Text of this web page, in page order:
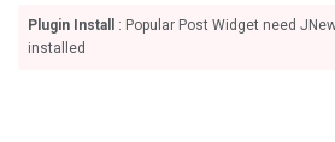
Plugin Install
: Popular Post Widget need
installed